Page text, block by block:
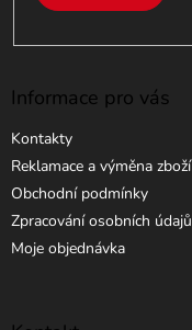
Informace pro vás
Kontakty
Reklamace a výměna zboží
Obchodní podmínky
Zpracování osobních údajů
Moje objednávka